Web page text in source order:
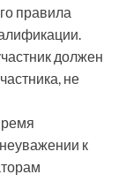
правила
должен
не
к